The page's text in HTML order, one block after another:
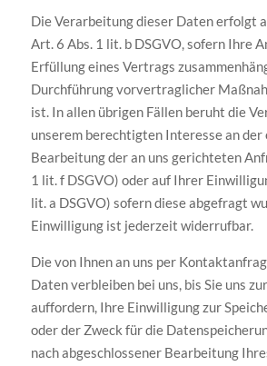
Die Verarbeitung dieser Daten erfolgt
Art. 6 Abs. 1 lit. b DSGVO, sofern Ihre
Erfüllung eines Vertrags
Durchführung vorvertraglicher
ist. In allen übrigen Fällen beruht die
unserem berechtigten Interesse an
Bearbeitung der an uns gerichteten
1 lit. f DSGVO) oder auf Ihrer
lit. a DSGVO) sofern diese abgefragt
Einwilligung ist jederzeit widerrufbar.
Die von Ihnen an uns per
Daten verbleiben bei uns, bis Sie uns
auffordern, Ihre Einwilligung zur
oder der Zweck für die
nach abgeschlossener Bearbeitung